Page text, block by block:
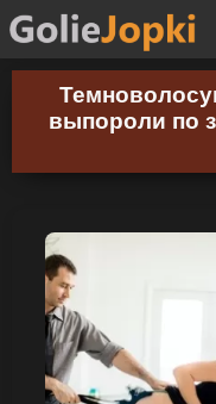
выпороли по